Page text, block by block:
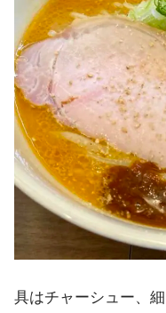
具はチャーシュー、